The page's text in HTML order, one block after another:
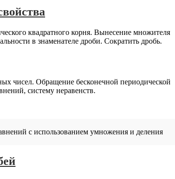
квадратного корня. Вынесение множителя
в знаменателе дроби. Сократить дробь.
чисел. Обращение бесконечной периодической
систему неравенств.
с использованием умножения и деления